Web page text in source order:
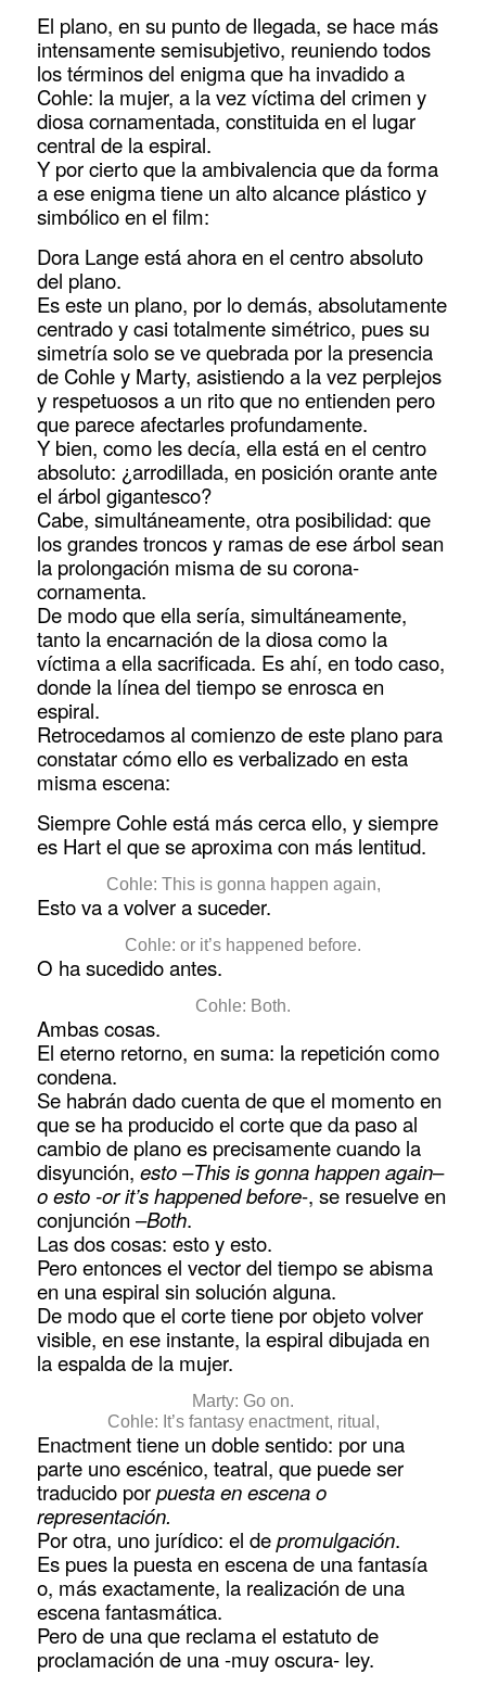
El plano, en su punto de llegada, se hace más
intensamente semisubjetivo, reuniendo todos
los términos del enigma que ha invadido a
Cohle: la mujer, a la vez víctima del crimen y
diosa cornamentada, constituida en el lugar
central de la espiral.
Y por cierto que la ambivalencia que da forma
a ese enigma tiene un alto alcance plástico y
simbólico en el film:
Dora Lange está ahora en el centro absoluto
del plano.
Es este un plano, por lo demás, absolutamente
centrado y casi totalmente simétrico, pues su
simetría solo se ve quebrada por la presencia
de Cohle y Marty, asistiendo a la vez perplejos
y respetuosos a un rito que no entienden pero
que parece afectarles profundamente.
Y bien, como les decía, ella está en el centro
absoluto: ¿arrodillada, en posición orante ante
el árbol gigantesco?
Cabe, simultáneamente, otra posibilidad: que
los grandes troncos y ramas de ese árbol sean
la prolongación misma de su corona-
cornamenta.
De modo que ella sería, simultáneamente,
tanto la encarnación de la diosa como la
víctima a ella sacrificada. Es ahí, en todo caso,
donde la línea del tiempo se enrosca en
espiral.
Retrocedamos al comienzo de este plano para
constatar cómo ello es verbalizado en esta
misma escena:
Siempre Cohle está más cerca ello, y siempre
es Hart el que se aproxima con más lentitud.
Cohle: This is gonna happen again,
Esto va a volver a suceder.
Cohle: or it’s happened before.
O ha sucedido antes.
Cohle: Both.
Ambas cosas.
El eterno retorno, en suma: la repetición como
condena.
Se habrán dado cuenta de que el momento en
que se ha producido el corte que da paso al
cambio de plano es precisamente cuando la
disyunción,esto–This is gonna happen again–
o esto -or it’s happened before-, se resuelve en
conjunción –Both.
Las dos cosas: esto y esto.
Pero entonces el vector del tiempo se abisma
en una espiral sin solución alguna.
De modo que el corte tiene por objeto volver
visible, en ese instante, la espiral dibujada en
la espalda de la mujer.
Marty: Go on.
Cohle: It’s fantasy enactment, ritual,
Enactment tiene un doble sentido: por una
parte uno escénico, teatral, que puede ser
traducido porpuesta en escena o
representación.
Por otra, uno jurídico: el depromulgación.
Es pues la puesta en escena de una fantasía
o, más exactamente, la realización de una
escena fantasmática.
Pero de una que reclama el estatuto de
proclamación de una -muy oscura- ley.